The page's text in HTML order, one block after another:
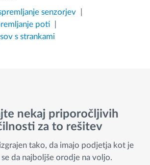
senzorjev
poti
s strankami
nekaj priporočljivih
za to rešitev
tako, da imajo podjetja kot je
se da najboljše orodje na voljo.